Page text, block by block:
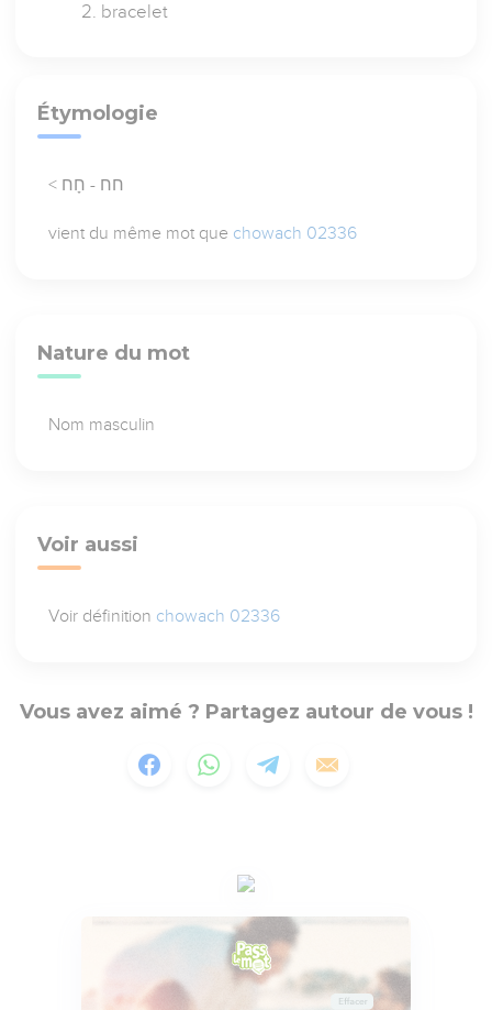
bracelet
Étymologie
< חח - חָח
vient du même mot que chowach 02336
Nature du mot
Nom masculin
Voir aussi
Voir définition chowach 02336
Vous avez aimé ? Partagez autour de vous !